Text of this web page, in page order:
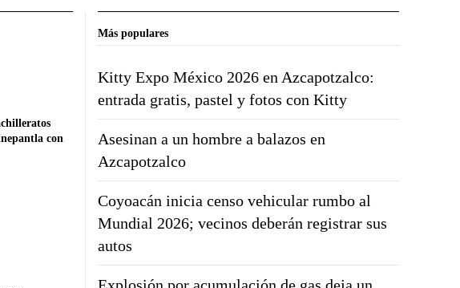
con
Más populares
Kitty Expo México 2026 en Azcapotzalco:
entrada gratis, pastel y fotos con Kitty
Asesinan a un hombre a balazos en
Azcapotzalco
Coyoacán inicia censo vehicular rumbo al
Mundial 2026; vecinos deberán registrar sus
autos